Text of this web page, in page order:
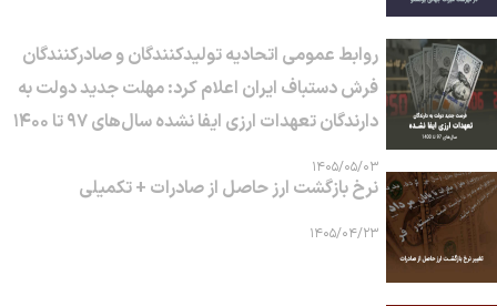
روابط عمومی اتحادیه تولیدکنندگان و صادرکنندگان
فرش دستباف ایران اعلام کرد: مهلت جدید دولت به
دارندگان تعهدات ارزی ایفا نشده سال‌های ۹۷ تا ۱۴۰۰
۱۴۰۵/۰۵/۰۳
نرخ بازگشت ارز حاصل از صادرات + تکمیلی
۱۴۰۵/۰۴/۲۳